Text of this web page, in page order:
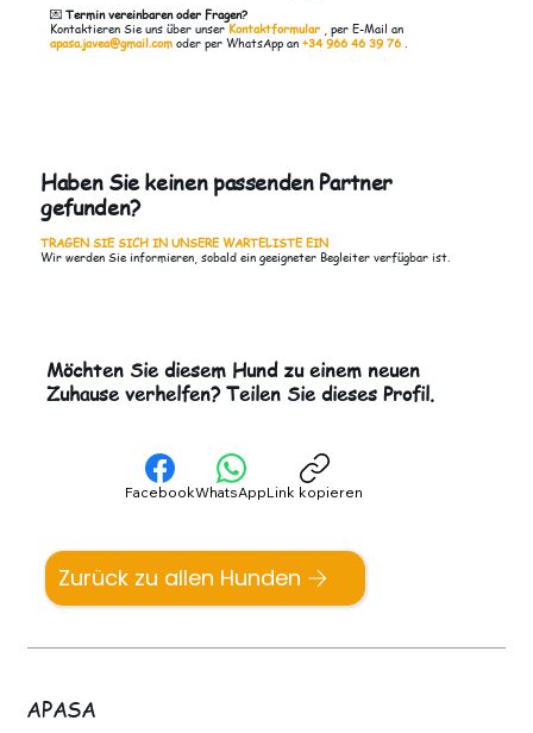
💌 Termin vereinbaren oder Fragen?
Kontaktieren Sie uns über unserKontaktformular, per E-Mail an
apasa.javea@gmail.comoder per WhatsApp an +34 966 46 39 76.
Haben Sie keinen passenden Partner
gefunden?
TRAGEN SIE SICH IN UNSERE WARTELISTE EIN
Wir werden Sie informieren, sobald ein geeigneter Begleiter verfügbar ist.
Möchten Sie diesem Hund zu einem neuen
Zuhause verhelfen? Teilen Sie dieses Profil.
FacebookWhatsAppLink kopieren
Zurück zu allen Hunden
APASA